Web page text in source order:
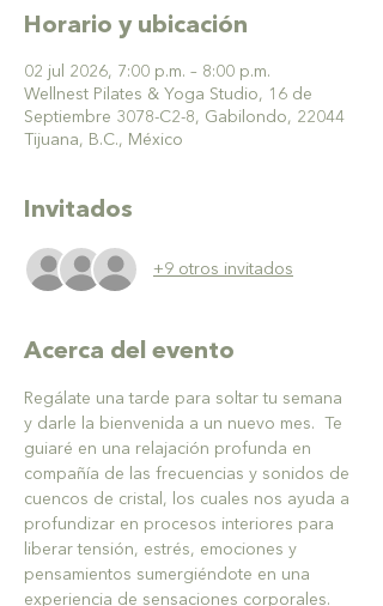
Horario y ubicación
02 jul 2026, 7:00 p.m. – 8:00 p.m.
Wellnest Pilates & Yoga Studio, 16 de
Septiembre 3078-C2-8, Gabilondo, 22044
Tijuana, B.C., México
Invitados
+9 otros invitados
Acerca del evento
Regálate una tarde para soltar tu semana
y darle la bienvenida a un nuevo mes.  Te
guiaré en una relajación profunda en
compañía de las frecuencias y sonidos de
cuencos de cristal, los cuales nos ayuda a
profundizar en procesos interiores para
liberar tensión, estrés, emociones y
pensamientos sumergiéndote en una
experiencia de sensaciones corporales.